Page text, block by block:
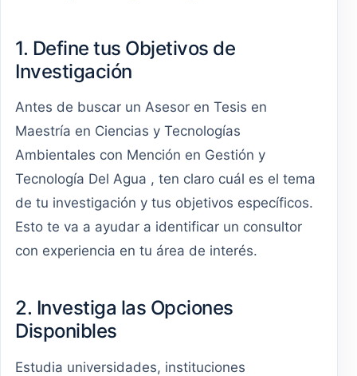
1. Define tus Objetivos de
Investigación
Antes de buscar un Asesor en Tesis en
Maestría en Ciencias y Tecnologías
Ambientales con Mención en Gestión y
Tecnología Del Agua , ten claro cuál es el tema
de tu investigación y tus objetivos específicos.
Esto te va a ayudar a identificar un consultor
con experiencia en tu área de interés.
2. Investiga las Opciones
Disponibles
Estudia universidades, instituciones